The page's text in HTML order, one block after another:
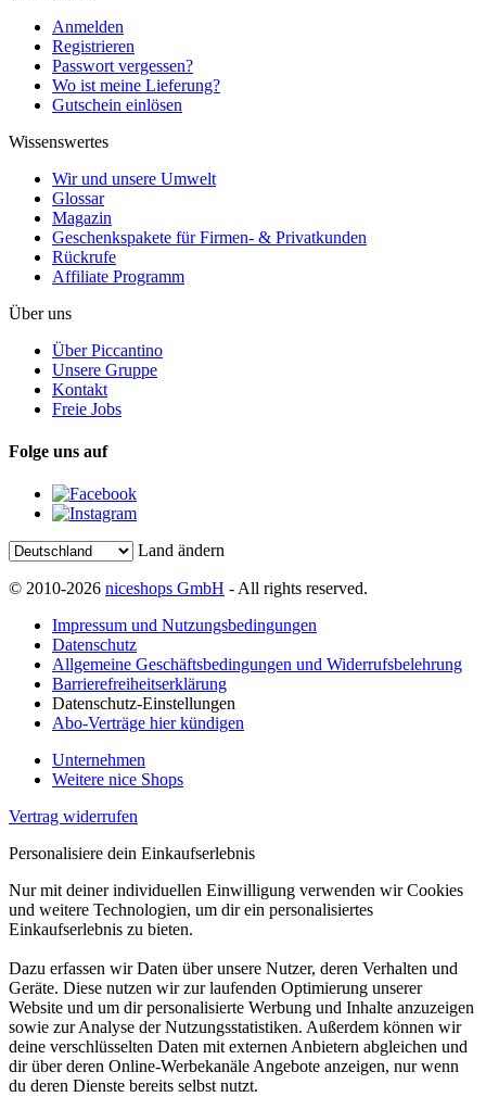
Anmelden
Registrieren
Passwort vergessen?
Wo ist meine Lieferung?
Gutschein einlösen
Wissenswertes
Wir und unsere Umwelt
Glossar
Magazin
Geschenkspakete für Firmen- & Privatkunden
Rückrufe
Affiliate Programm
Über uns
Über Piccantino
Unsere Gruppe
Kontakt
Freie Jobs
Folge uns auf
Land ändern
© 2010-2026 niceshops GmbH - All rights reserved.
Impressum und Nutzungsbedingungen
Datenschutz
Allgemeine Geschäftsbedingungen und Widerrufsbelehrung
Barrierefreiheitserklärung
Datenschutz-Einstellungen
Abo-Verträge hier kündigen
Unternehmen
Weitere nice Shops
Vertrag widerrufen
Personalisiere dein Einkaufserlebnis
Nur mit deiner individuellen Einwilligung verwenden wir Cookies
und weitere Technologien, um dir ein personalisiertes
Einkaufserlebnis zu bieten.
Dazu erfassen wir Daten über unsere Nutzer, deren Verhalten und
Geräte. Diese nutzen wir zur laufenden Optimierung unserer
Website und um dir personalisierte Werbung und Inhalte anzuzeigen
sowie zur Analyse der Nutzungsstatistiken. Außerdem können wir
deine verschlüsselten Daten mit externen Anbietern abgleichen und
dir über deren Online-Werbekanäle Angebote anzeigen, nur wenn
du deren Dienste bereits selbst nutzt.